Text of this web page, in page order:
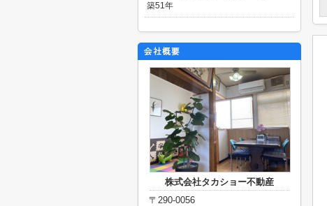
築51年
株式会社タカショー不動産
〒290-0056